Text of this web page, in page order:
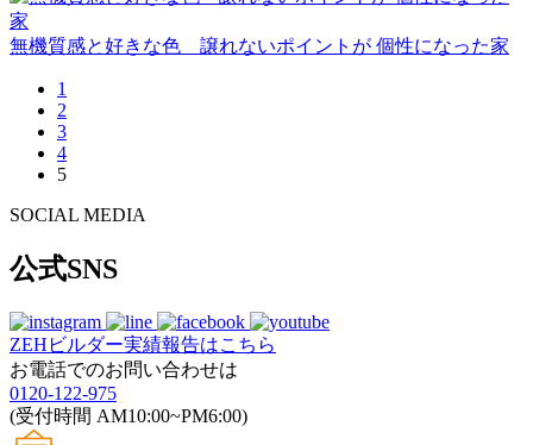
無機質感と好きな色 譲れないポイントが 個性になった家
1
2
3
4
5
SOCIAL MEDIA
公式SNS
ZEHビルダー実績報告はこちら
お電話でのお問い合わせは
0120-122-975
(受付時間 AM10:00~PM6:00)